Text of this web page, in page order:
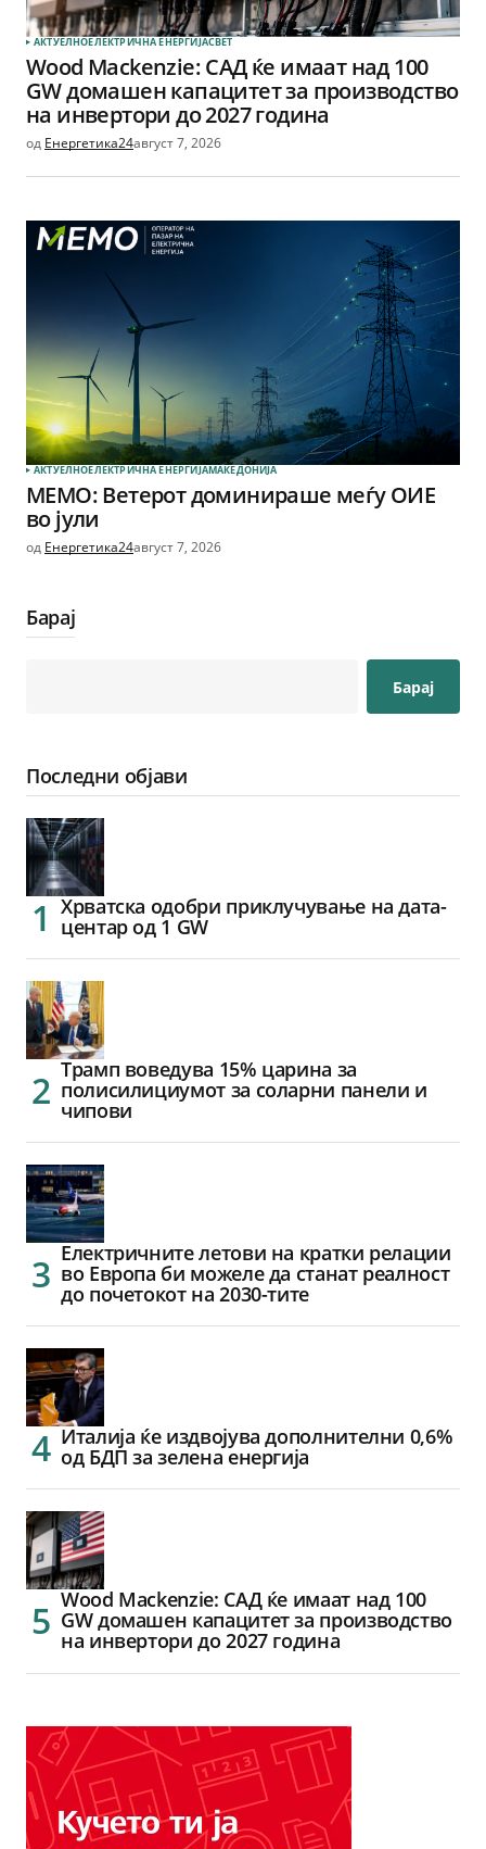
АКТУЕЛНОЕЛЕКТРИЧНА ЕНЕРГИЈАСВЕТ
Wood Mackenzie: САД ќе имаат над 100
GW домашен капацитет за производство
на инвертори до 2027 година
од Енергетика24август 7, 2026
АКТУЕЛНОЕЛЕКТРИЧНА ЕНЕРГИЈАМАКЕДОНИЈА
МЕМО: Ветерот доминираше меѓу ОИЕ
во јули
од Енергетика24август 7, 2026
Барај
Барај
Последни објави
Хрватска одобри приклучување на дата-
центар од 1 GW
Трамп воведува 15% царина за
полисилициумот за соларни панели и
чипови
Електричните летови на кратки релации
во Европа би можеле да станат реалност
до почетокот на 2030-тите
Италија ќе издвојува дополнителни 0,6%
од БДП за зелена енергија
Wood Mackenzie: САД ќе имаат над 100
GW домашен капацитет за производство
на инвертори до 2027 година